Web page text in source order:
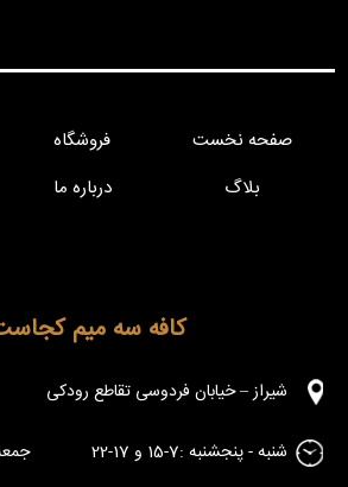
صفحه نخست فروشگاه
بلاگ
درباره ما
کافه سه میم
شیراز – خیابان فردوسی تقاطع رودکی
شنبه - پنجشنبه :7-15 و 17-22 جمعه ها 7-13